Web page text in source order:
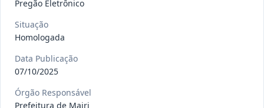
Pregão
gêneros alimentícios, de
Situação: Publicada
013/2026
Registro de preço para aquisição de
Pregão Eletrônico
Situação
Homologada
Data Publicação
07/10/2025
Órgão Responsável
Prefeitura de Mairi